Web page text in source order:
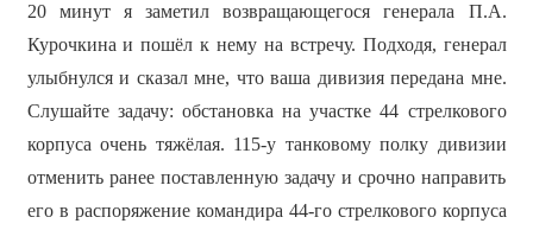
20 минут я заметил возвращающегося генерала П.А.
Курочкина и пошёл к нему на встречу. Подходя, генерал
улыбнулся и сказал мне, что ваша дивизия передана мне.
Слушайте задачу: обстановка на участке 44 стрелкового
корпуса очень тяжёлая. 115-у танковому полку дивизии
отменить ранее поставленную задачу и срочно направить
его в распоряжение командира 44-го стрелкового корпуса